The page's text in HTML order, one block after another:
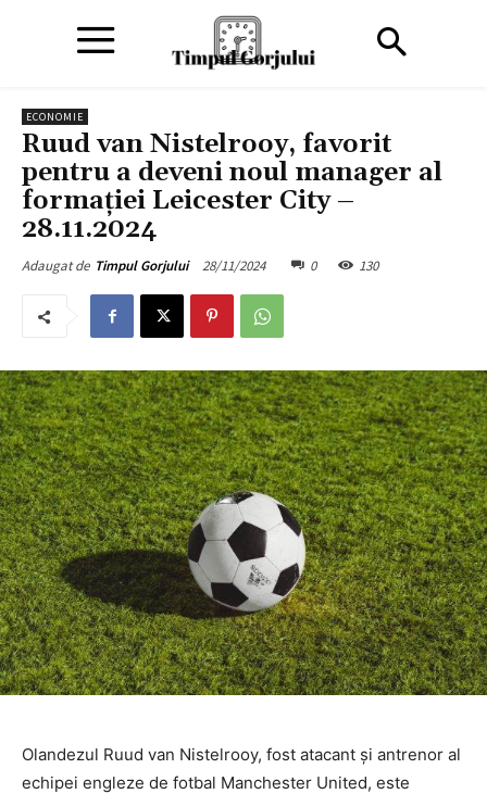
ECONOMIE
Ruud van Nistelrooy, favorit
pentru a deveni noul manager al
formaţiei Leicester City –
28.11.2024
Adaugat de Timpul Gorjului 28/11/2024 0 130
Olandezul Ruud van Nistelrooy, fost atacant şi antrenor al
echipei engleze de fotbal Manchester United, este